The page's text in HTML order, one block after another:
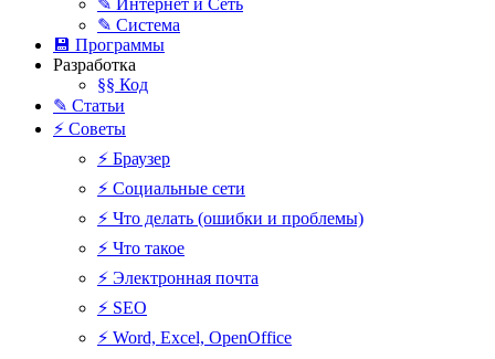
✎ Интернет и Сеть
✎ Система
💾 Программы
Разработка
§§ Код
✎ Статьи
⚡ Советы
⚡ Браузер
⚡ Социальные сети
⚡ Что делать (ошибки и проблемы)
⚡ Что такое
⚡ Электронная почта
⚡ SEO
⚡ Word, Excel, OpenOffice